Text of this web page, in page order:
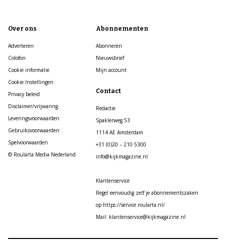
Over ons
Adverteren
Colofon
Cookie informatie
Cookie Instellingen
Privacy beleid
Disclaimer/vrijwaring
Leveringsvoorwaarden
Gebruiksvoorwaarden
Spelvoorwaarden
© Roularta Media Nederland
Abonnementen
Abonneren
Nieuwsbrief
Mijn account
Contact
Redactie
Spaklerweg 53
1114 AE Amsterdam
+31 (0)20 – 210 5300
info@kijkmagazine.nl
Klantenservice
Regel eenvoudig zelf je abonnementszaken
op https://service.roularta.nl/
Mail: klantenservice@kijkmagazine.nl